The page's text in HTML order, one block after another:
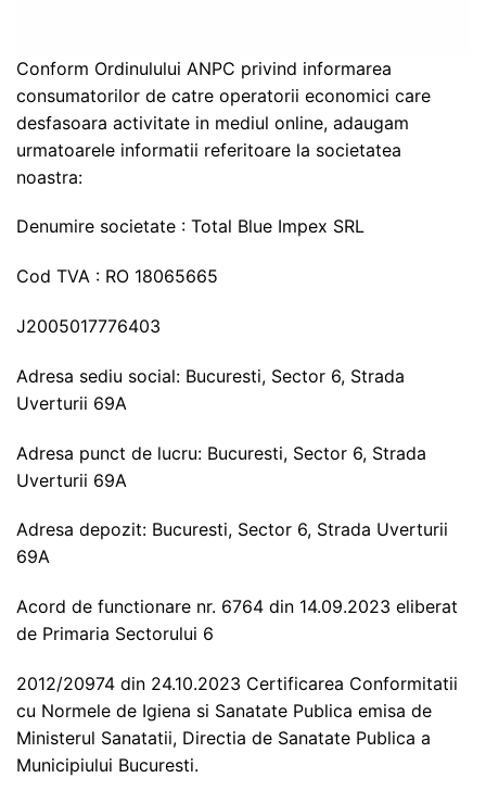
Conform Ordinulului ANPC privind informarea
consumatorilor de catre operatorii economici care
desfasoara activitate in mediul online, adaugam
urmatoarele informatii referitoare la societatea
noastra:
Denumire societate : Total Blue Impex SRL
Cod TVA : RO 18065665
J2005017776403
Adresa sediu social: Bucuresti, Sector 6, Strada
Uverturii 69A
Adresa punct de lucru: Bucuresti, Sector 6, Strada
Uverturii 69A
Adresa depozit: Bucuresti, Sector 6, Strada Uverturii
69A
Acord de functionare nr. 6764 din 14.09.2023 eliberat
de Primaria Sectorului 6
2012/20974 din 24.10.2023 Certificarea Conformitatii
cu Normele de Igiena si Sanatate Publica emisa de
Ministerul Sanatatii, Directia de Sanatate Publica a
Municipiului Bucuresti.